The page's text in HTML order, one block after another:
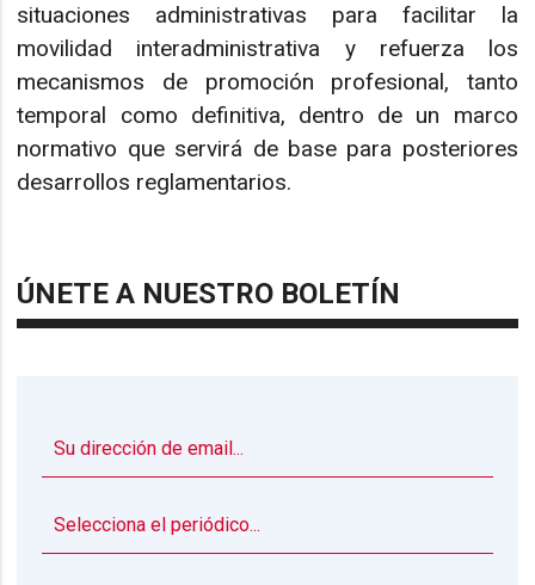
situaciones administrativas para facilitar la
movilidad interadministrativa y refuerza los
mecanismos de promoción profesional, tanto
temporal como definitiva, dentro de un marco
normativo que servirá de base para posteriores
desarrollos reglamentarios.
ÚNETE A NUESTRO BOLETÍN